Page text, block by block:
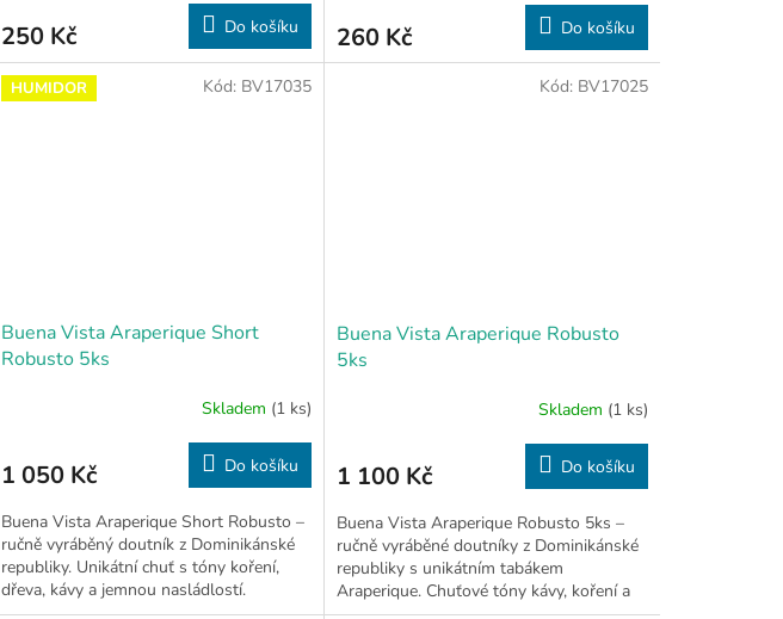
250 Kč Do košíku 260 Kč Do košíku
HUMIDOR
Buena Vista Araperique Short
Robusto 5ks
Skladem (1 ks)
1 050 Kč Do košíku
Buena Vista Araperique Short Robusto –
ručně vyráběný doutník z Dominikánské
republiky. Unikátní chuť s tóny koření,
dřeva, kávy a jemnou nasládlostí.
Kód: BV17035
Buena Vista Araperique Robusto
5ks
Skladem (1 ks)
1 100 Kč Do košíku
Buena Vista Araperique Robusto 5ks –
ručně vyráběné doutníky z Dominikánské
republiky s unikátním tabákem
Araperique. Chuťové tóny kávy, koření a
dřeva. Prémiové balení.
Kód: BV17025